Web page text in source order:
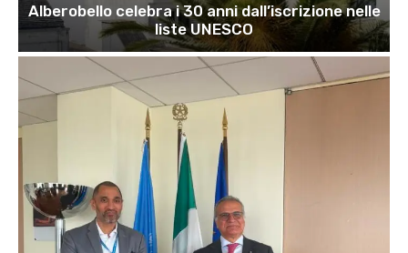
Alberobello celebra i 30 anni dall’iscrizione nelle
liste UNESCO